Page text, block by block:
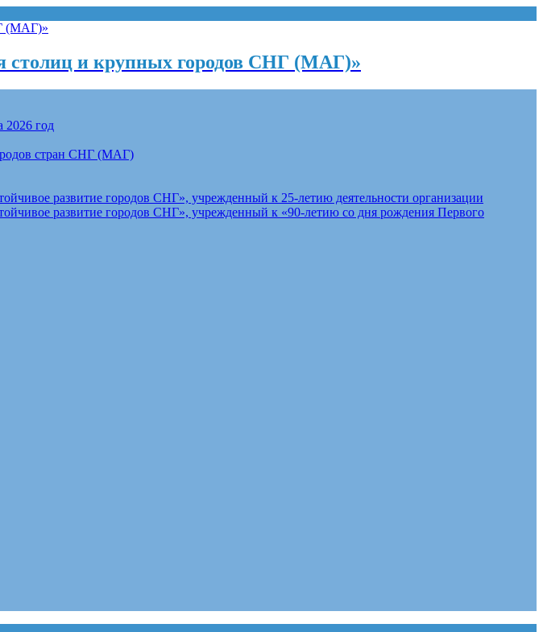
столиц и крупных городов СНГ (МАГ)»
год
стран СНГ (МАГ)
развитие городов СНГ», учрежденный к 25-летию деятельности организации
развитие городов СНГ», учрежденный к «90-летию со дня рождения Первого